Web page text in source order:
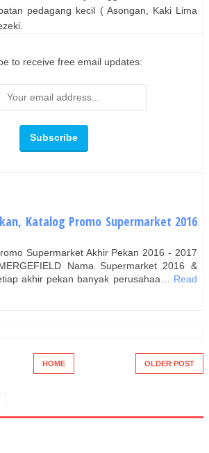
pedagang kecil ( Asongan, Kaki Lima
to receive free email updates:
Katalog Promo Supermarket 2016
Supermarket Akhir Pekan 2016 - 2017
Nama Supermarket 2016 &
akhir pekan banyak perusahaa…
Read
OLDER POST
HOME